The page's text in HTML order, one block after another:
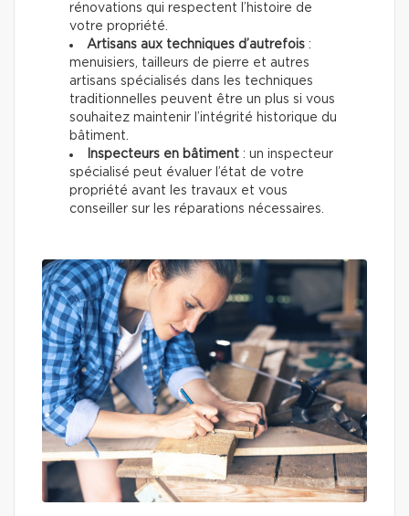
rénovations qui respectent l’histoire de
votre propriété.
Artisans aux techniques d’autrefois :
menuisiers, tailleurs de pierre et autres
artisans spécialisés dans les techniques
traditionnelles peuvent être un plus si vous
souhaitez maintenir l’intégrité historique du
bâtiment.
Inspecteurs en bâtiment : un inspecteur
spécialisé peut évaluer l’état de votre
propriété avant les travaux et vous
conseiller sur les réparations nécessaires.